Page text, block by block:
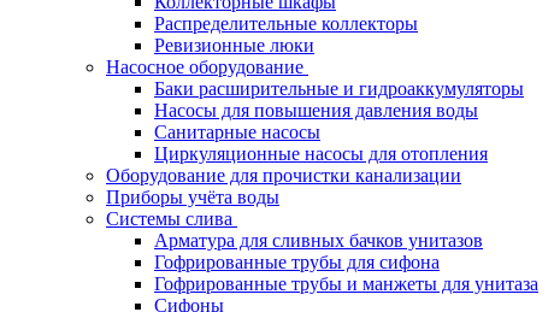
Распределительные коллекторы
Ревизионные люки
Насосное оборудование
Баки расширительные и гидроаккумуляторы
Насосы для повышения давления воды
Санитарные насосы
Циркуляционные насосы для отопления
Оборудование для прочистки канализации
Приборы учёта воды
Системы слива
Арматура для сливных бачков унитазов
Гофрированные трубы для сифона
Гофрированные трубы и манжеты для унитаза
Сифоны